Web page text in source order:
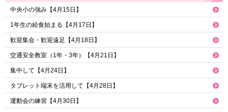
中央小の強み【4月15日】
1年生の給食始まる【4月17日】
歓迎集会・歓迎遠足【4月18日】
交通安全教室（1年・3年）【4月21日】
集中して【4月24日】
タブレット端末を活用して【4月28日】
運動会の練習【4月30日】